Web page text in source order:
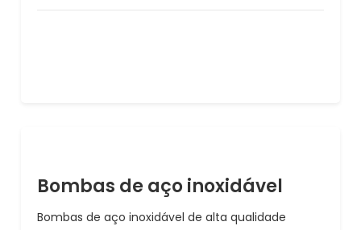
Bombas de aço inoxidável
Bombas de aço inoxidável de alta qualidade